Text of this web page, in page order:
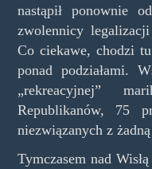
nastąpił ponownie
zwolennicy
Co ciekawe, chodzi
ponad podziałami.
„rekreacyjnej”
Republikanów, 75
niezwiązanych z
Tymczasem nad